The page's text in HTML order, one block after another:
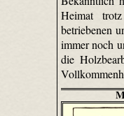
Heimat
betriebenen
immer noch
die